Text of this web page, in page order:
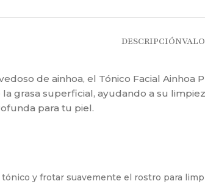
DESCRIPCIÓN
de ainhoa, el Tónico Facial
grasa superficial, ayudando a su
para tu piel.
y frotar suavemente el rostro para